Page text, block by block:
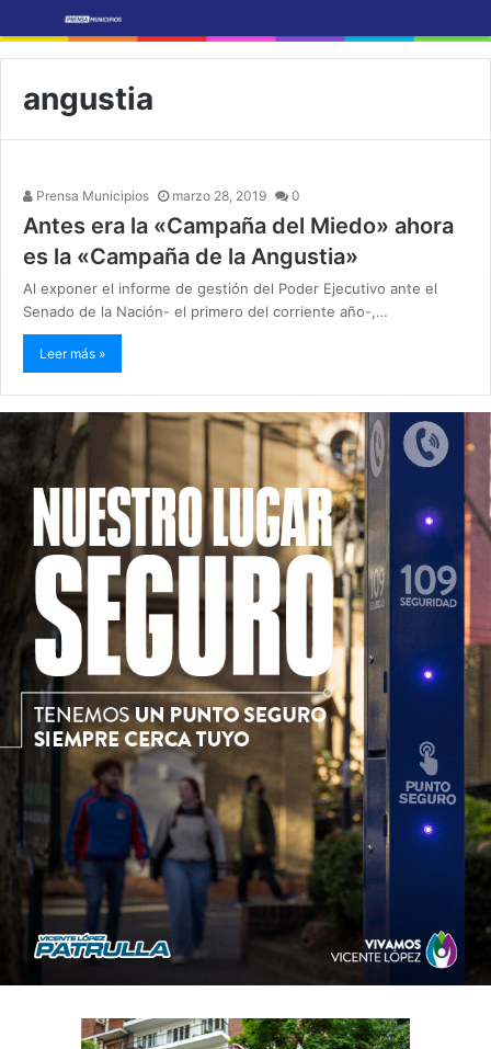
angustia
Prensa Municipios marzo 28, 2019 0
Antes era la «Campaña del Miedo» ahora
es la «Campaña de la Angustia»
Al exponer el informe de gestión del Poder Ejecutivo ante el
Senado de la Nación- el primero del corriente año-,…
Leer más »